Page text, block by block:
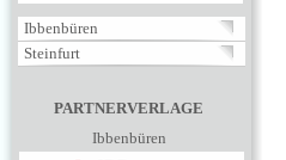
Ibbenbüren
Steinfurt
PARTNERVERLAGE
Ibbenbüren